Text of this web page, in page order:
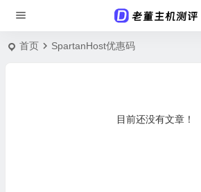
首页 SpartanHost优惠码
目前还没有文章！